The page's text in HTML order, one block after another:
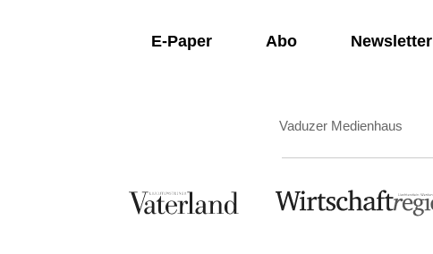
E-Paper Abo Newsletter
Vaduzer Medienhaus